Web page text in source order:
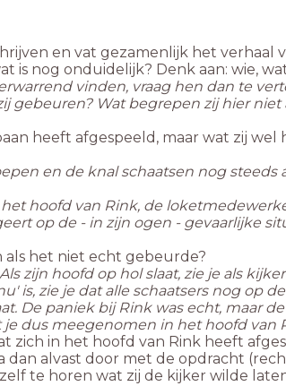
en vat gezamenlijk het verhaal
is nog onduidelijk? Denk aan: wie,
vinden, vraag hen dan te
gebeuren? Wat begrepen zij hier niet
heeft afgespeeld, maar wat zij wel
en de knal schaatsen nog steeds
het hoofd van Rink, de
op de - in zijn ogen - gevaarlijke
het niet echt gebeurde?
zijn hoofd op hol slaat, zie je als
is, zie je dat alle schaatsers nog op
De paniek bij Rink was echt, maar de
dus meegenomen in het hoofd van
zich in het hoofd van Rink heeft
alvast door met de opdracht
te horen wat zij de kijker wilde